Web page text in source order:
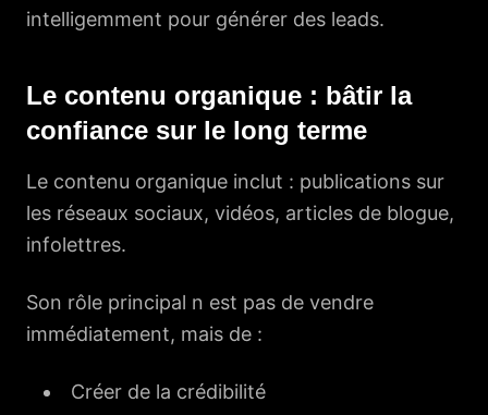
intelligemment pour générer des leads.
Le contenu organique : bâtir la
confiance sur le long terme
Le contenu organique inclut : publications sur
les réseaux sociaux, vidéos, articles de blogue,
infolettres.
Son rôle principal n est pas de vendre
immédiatement, mais de :
Créer de la crédibilité